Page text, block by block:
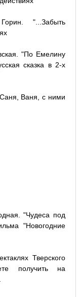
"...Забыть
"По Емелину
сказка в 2-х
Ваня, с ними
"Чудеса под
"Новогодние
Тверского
получить на